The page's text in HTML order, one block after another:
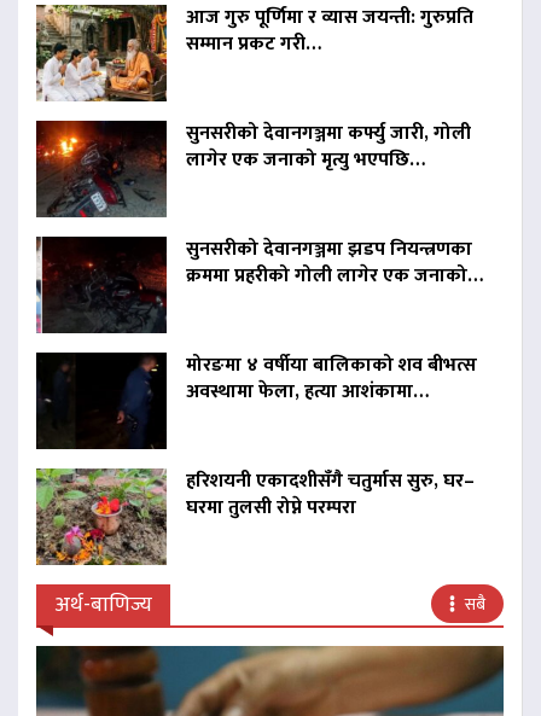
आज गुरु पूर्णिमा र व्यास जयन्ती: गुरुप्रति
सम्मान प्रकट गरी…
सुनसरीको देवानगञ्जमा कर्फ्यु जारी, गोली
लागेर एक जनाको मृत्यु भएपछि…
सुनसरीको देवानगञ्जमा झडप नियन्त्रणका
क्रममा प्रहरीको गोली लागेर एक जनाको…
मोरङमा ४ वर्षीया बालिकाको शव बीभत्स
अवस्थामा फेला, हत्या आशंकामा…
हरिशयनी एकादशीसँगै चतुर्मास सुरु, घर–
घरमा तुलसी रोप्ने परम्परा
अर्थ-बाणिज्य सबै